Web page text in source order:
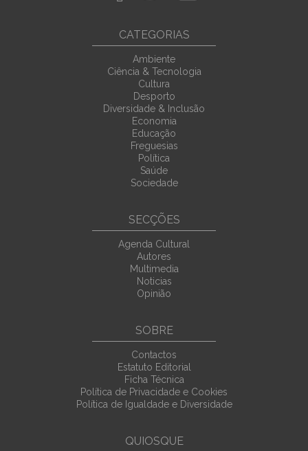
CATEGORIAS
Ambiente
Ciência & Tecnologia
Cultura
Desporto
Diversidade & Inclusão
Economia
Educação
Freguesias
Política
Saúde
Sociedade
SECÇÕES
Agenda Cultural
Autores
Multimedia
Noticias
Opinião
SOBRE
Contactos
Estatuto Editorial
Ficha Técnica
Política de Privacidade e Cookies
Política de Igualdade e Diversidade
QUIOSQUE